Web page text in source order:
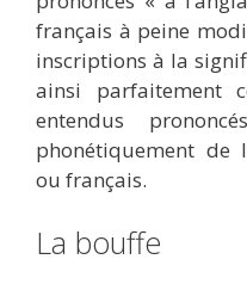
français à peine
inscriptions à la
ainsi parfaitement
entendus
phonétiquement de
ou français.
La bouffe